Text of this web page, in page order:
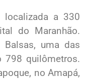
localizada a 330
do Maranhão.
uma das
798 quilômetros.
no Amapá,